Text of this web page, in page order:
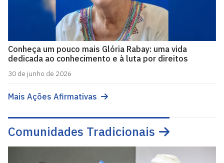
Conheça um pouco mais Glória Rabay: uma vida
dedicada ao conhecimento e à luta por direitos
30 de junho de 2026
Mais Ações Afirmativas
Comunidades Tradicionais